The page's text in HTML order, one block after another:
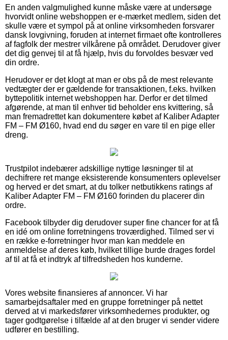
En anden valgmulighed kunne måske være at undersøge
hvorvidt online webshoppen er e-mærket medlem, siden det
skulle være et sympol på at online virksomheden forsvarer
dansk lovgivning, foruden at internet firmaet ofte kontrolleres
af fagfolk der mestrer vilkårene på området. Derudover giver
det dig genvej til at få hjælp, hvis du forvoldes besvær ved
din ordre.
Herudover er det klogt at man er obs på de mest relevante
vedtægter der er gældende for transaktionen, f.eks. hvilken
byttepolitik internet webshoppen har. Derfor er det tilmed
afgørende, at man til enhver tid beholder ens kvittering, så
man fremadrettet kan dokumentere købet af Kaliber Adapter
FM – FM Ø160, hvad end du søger en vare til en pige eller
dreng.
Trustpilot indebærer adskillige nyttige løsninger til at
dechifrere ret mange eksisterende konsumenters oplevelser
og herved er det smart, at du tolker netbutikkens ratings af
Kaliber Adapter FM – FM Ø160 forinden du placerer din
ordre.
Facebook tilbyder dig derudover super fine chancer for at få
en idé om online forretningens troværdighed. Tilmed ser vi
en række e-forretninger hvor man kan meddele en
anmeldelse af deres køb, hvilket tillige burde drages fordel
af til at få et indtryk af tilfredsheden hos kunderne.
Vores website finansieres af annoncer. Vi har
samarbejdsaftaler med en gruppe forretninger på nettet
derved at vi markedsfører virksomhedernes produkter, og
tager godtgørelse i tilfælde af at den bruger vi sender videre
udfører en bestilling.